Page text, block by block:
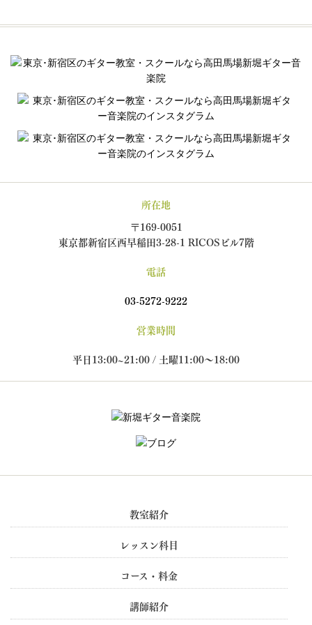
所在地
〒169-0051
東京都新宿区西早稲田3-28-1 RICOSビル7階
電話
03-5272-9222
営業時間
平日13:00~21:00 / 土曜11:00～18:00
教室紹介
レッスン科目
コース・料金
講師紹介